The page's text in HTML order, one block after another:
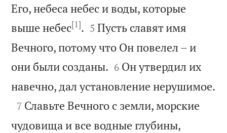
Его, небеса небес и воды, которые
выше небес[1]. 

5 Пусть славят имя
Вечного, потому что Он повелел – и
они были созданы. 

6 Он утвердил их
навечно, дал установление нерушимое.

7 Славьте Вечного с земли, морские
чудовища и все водные глубины,